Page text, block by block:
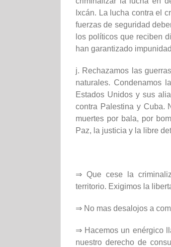
Ixcán. La lucha contra el
fuerzas de seguridad
los políticos que reciben
han garantizado
j. Rechazamos las
naturales. Condenamos
Estados Unidos y sus
contra Palestina y Cuba.
muertes por bala, por
Paz, la justicia y la libre
⇒ Que cese la
territorio. Exigimos la
⇒ No mas desalojos a
⇒ Hacemos un enérgico
nuestro derecho de